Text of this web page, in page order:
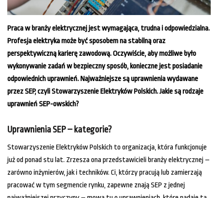
Praca w branży elektrycznej jest wymagająca, trudna i odpowiedzialna.
Profesja elektryka może być sposobem na stabilną oraz
perspektywiczną karierę zawodową. Oczywiście, aby możliwe było
wykonywanie zadań w bezpieczny sposób, konieczne jest posiadanie
odpowiednich uprawnień. Najważniejsze są uprawnienia wydawane
przez SEP, czyli Stowarzyszenie Elektryków Polskich. Jakie są rodzaje
uprawnień SEP-owskich?
Uprawnienia SEP – kategorie?
Stowarzyszenie Elektryków Polskich to organizacja, która funkcjonuje
już od ponad stu lat. Zrzesza ona przedstawicieli branży elektrycznej –
zarówno inżynierów, jak i techników. Ci, którzy pracują lub zamierzają
pracować w tym segmencie rynku, zapewne znają SEP z jednej